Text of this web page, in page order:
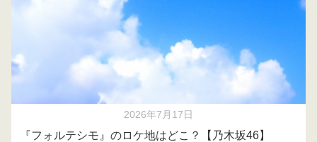
2026年7月17日
『フォルテシモ』のロケ地はどこ？【乃木坂46】